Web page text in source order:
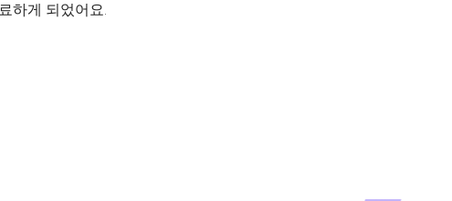
하게 되었어요.